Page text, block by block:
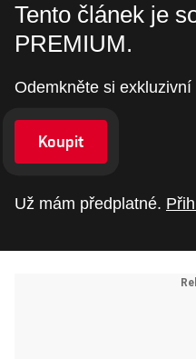
Tento článek je
PREMIUM.
Odemkněte si
Koupit
Už mám předplatné.